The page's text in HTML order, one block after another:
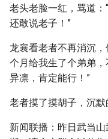
老头老脸一红，骂道
还敢说老子！”
龙襄看老者不再消沉
个月给我生了个弟弟
异凛，肯定能行！”
老者摸了摸胡子，沉默
新闻联播：昨日武当